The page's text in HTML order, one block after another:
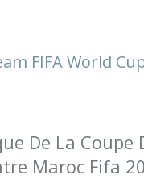
FIFA World
De La Coupe
Maroc Fifa